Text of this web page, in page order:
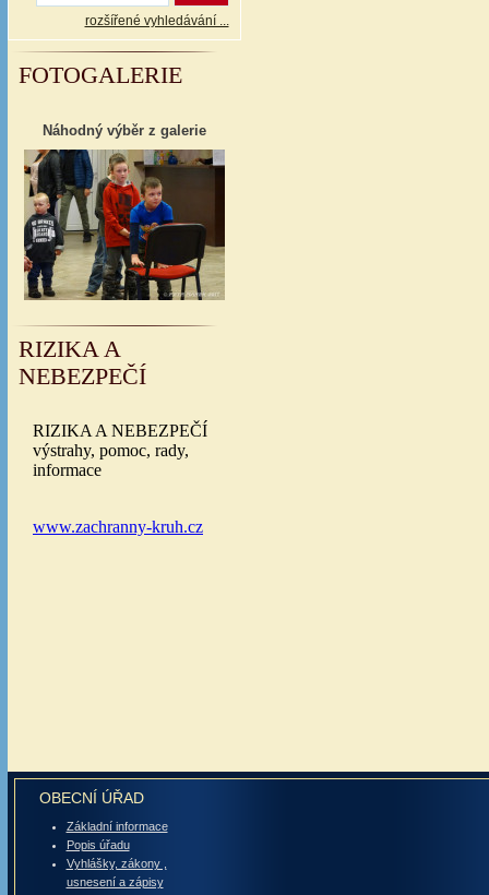
rozšířené vyhledávání ...
FOTOGALERIE
Náhodný výběr z galerie
RIZIKA A
NEBEZPEČÍ
OBECNÍ ÚŘAD
Základní informace
Popis úřadu
Vyhlášky, zákony ,
usnesení a zápisy